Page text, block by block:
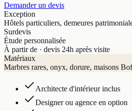
Demander un devis
Exception
Hôtels particuliers, demeures
Surdevis
Étude personnalisée
À partir de · devis 24h après visite
Matériaux
Marbres rares, onyx, dorure, maisons
Architecte d'intérieur inclus
Designer ou agence en option